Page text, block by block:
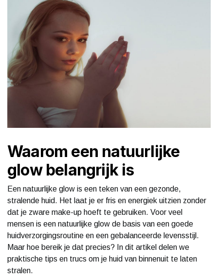
Waarom een natuurlijke
glow belangrijk is
Een natuurlijke glow is een teken van een gezonde,
stralende huid. Het laat je er fris en energiek uitzien zonder
dat je zware make-up hoeft te gebruiken. Voor veel
mensen is een natuurlijke glow de basis van een goede
huidverzorgingsroutine en een gebalanceerde levensstijl.
Maar hoe bereik je dat precies? In dit artikel delen we
praktische tips en trucs om je huid van binnenuit te laten
stralen.